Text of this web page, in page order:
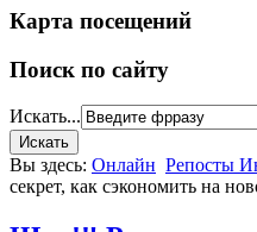
Карта посещений
Поиск по сайту
Искать...
Вы здесь: Онлайн Репосты
секрет, как сэкономить на